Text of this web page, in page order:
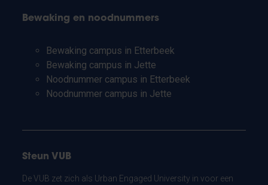
Bewaking en noodnummers
Bewaking campus in Etterbeek
Bewaking campus in Jette
Noodnummer campus in Etterbeek
Noodnummer campus in Jette
Steun VUB
De VUB zet zich als Urban Engaged University in voor een